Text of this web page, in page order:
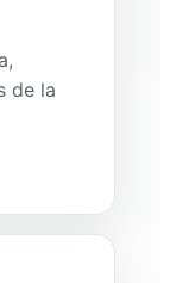
de la